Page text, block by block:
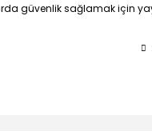
güvenlik sağlamak için